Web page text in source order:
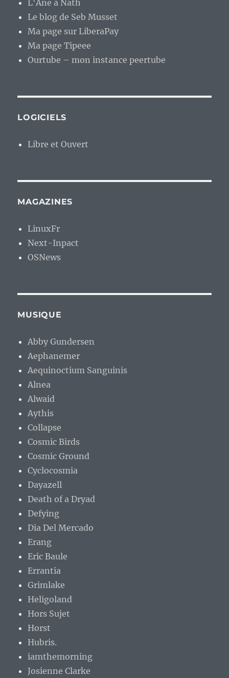
L'Âne à Nath
Le blog de Seb Musset
Ma page sur LiberaPay
Ma page Tipeee
Ourtube – mon instance peertube
LOGICIELS
Libre et Ouvert
MAGAZINES
LinuxFr
Next-Inpact
OSNews
MUSIQUE
Abby Gundersen
Aephanemer
Aequinoctium Sanguinis
Alnea
Alwaid
Aythis
Collapse
Cosmic Birds
Cosmic Ground
Cyclocosmia
Dayazell
Death of a Dryad
Defying
Dia Del Mercado
Erang
Eric Baule
Errantia
Grimlake
Heligoland
Hors Sujet
Horst
Hubris.
iamthemorning
Josienne Clarke